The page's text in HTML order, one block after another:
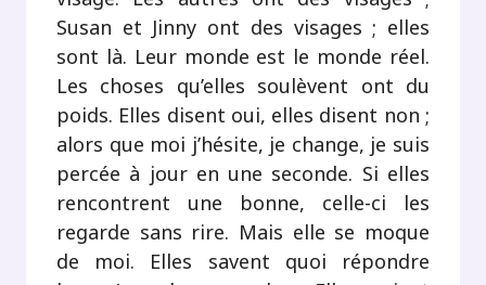
Susan et Jinny ont des visages ; elles
sont là. Leur monde est le monde réel.
Les choses qu’elles soulèvent ont du
poids. Elles disent oui, elles disent non ;
alors que moi j’hésite, je change, je suis
percée à jour en une seconde. Si elles
rencontrent une bonne, celle-ci les
regarde sans rire. Mais elle se moque
de moi. Elles savent quoi répondre